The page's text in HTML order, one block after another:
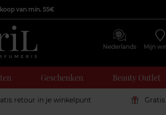
van min. 55€
Nederlands Mijn
Geschenken Beauty Outlet
retour in je winkelpunt